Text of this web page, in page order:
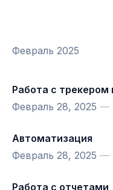
Февраль 2025
Работа с
Февраль 28, 2025 —
Автоматизация
Февраль 28, 2025 —
Работа с отчетами